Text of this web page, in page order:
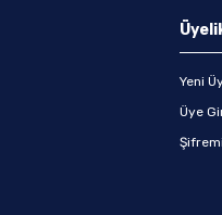
Yeni
Üye